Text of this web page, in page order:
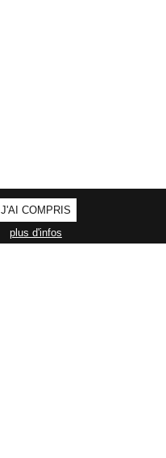
J'AI COMPRIS
plus d'infos